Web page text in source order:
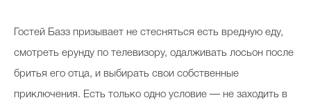
Гостей Базз призывает не стесняться есть вредную еду,
смотреть ерунду по телевизору, одалживать лосьон после
бритья его отца, и выбирать свои собственные
приключения. Есть только одно условие — не заходить в